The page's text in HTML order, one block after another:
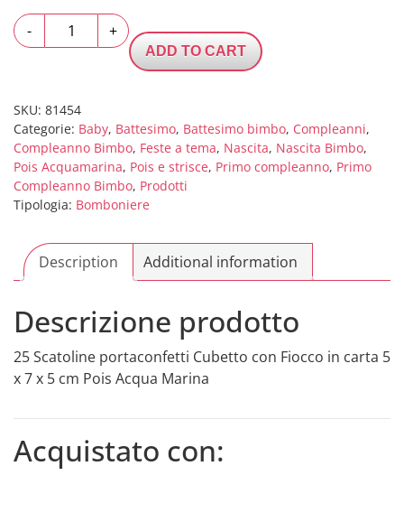
-
Scatoline
portaconfetti
con
Fiocco
in
carta
5
7
x
Pois
Acqua
Marina
+
ADD TO CART
SKU: 81454
Categorie: Baby, Battesimo, Battesimo bimbo, Compleanni,
Compleanno Bimbo, Feste a tema, Nascita, Nascita Bimbo,
Pois Acquamarina, Pois e strisce, Primo compleanno, Primo
Compleanno Bimbo, Prodotti
Tipologia: Bomboniere
Description Additional information
Descrizione prodotto
25 Scatoline portaconfetti Cubetto con Fiocco in carta 5
x 7 x 5 cm Pois Acqua Marina
Acquistato con: